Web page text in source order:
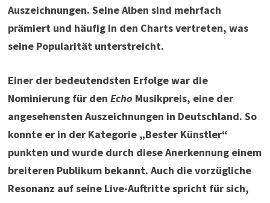
Auszeichnungen. Seine Alben sind mehrfach
prämiert und häufig in den Charts vertreten, was
seine Popularität unterstreicht.
Einer der bedeutendsten Erfolge war die
Nominierung für den Echo Musikpreis, eine der
angesehensten Auszeichnungen in Deutschland. So
konnte er in der Kategorie „Bester Künstler“
punkten und wurde durch diese Anerkennung einem
breiteren Publikum bekannt. Auch die vorzügliche
Resonanz auf seine Live-Auftritte spricht für sich,